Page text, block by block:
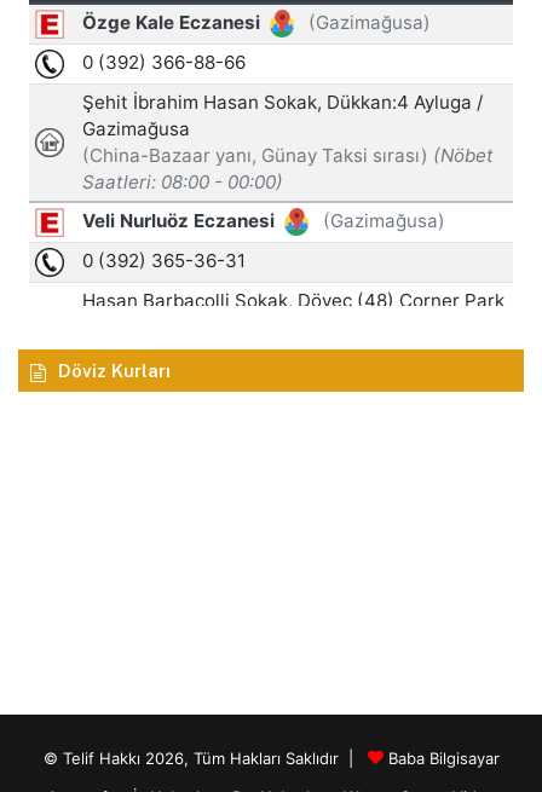
Döviz Kurları
© Telif Hakkı 2026, Tüm Hakları Saklıdır |
Baba Bilgisayar